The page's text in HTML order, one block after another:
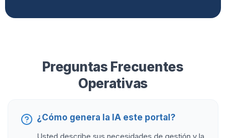
Preguntas Frecuentes
Operativas
¿Cómo genera la IA este portal?
Usted describe sus necesidades de gestión y la